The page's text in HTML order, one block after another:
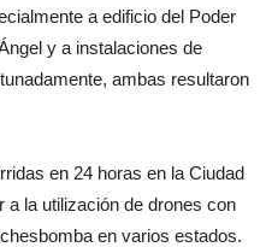
a edificio del Poder
y a instalaciones de
ambas resultaron
en 24 horas en la Ciudad
la utilización de drones con
en varios estados.